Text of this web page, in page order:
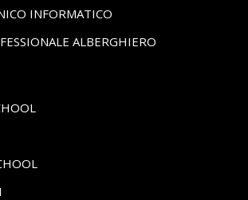
INFORMATICO
ALBERGHIERO